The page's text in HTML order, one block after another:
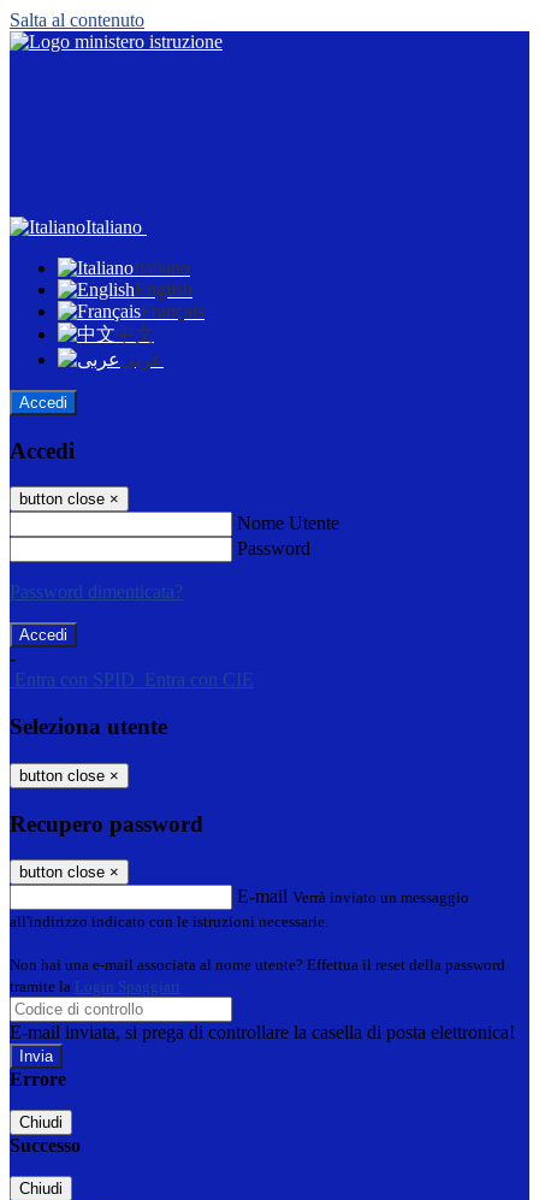
Salta al contenuto
Italiano
Italiano
English
Français
中文
عربى
Accedi
Accedi
button close ×
Nome Utente
Password
Password dimenticata?
-
Entra con SPID
Entra con CIE
Seleziona utente
button close ×
Recupero password
button close ×
E-mail Verrà inviato un messaggio
all'indirizzo indicato con le istruzioni necessarie.
Non hai una e-mail associata al nome utente? Effettua il reset della password
tramite la Login Spaggiari
E-mail inviata, si prega di controllare la casella di posta elettronica!
Errore
Chiudi
Successo
Chiudi